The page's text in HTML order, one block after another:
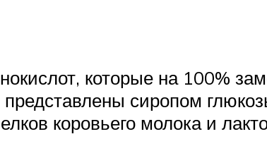
которые на 100%
сиропом
коровьего молока и